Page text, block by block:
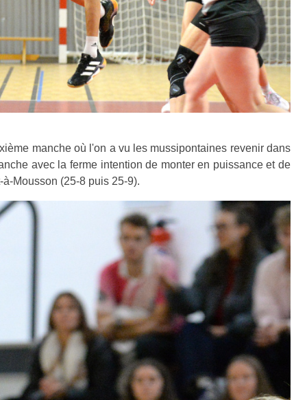
manche où l'on a vu les mussipontaines revenir dans
avec la ferme intention de monter en puissance et de
Mousson (25-8 puis 25-9).